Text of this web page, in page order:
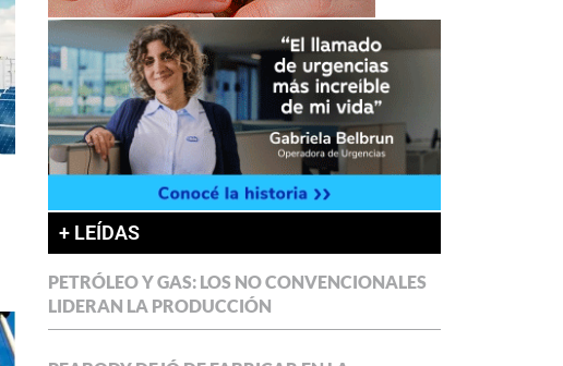
+ LEÍDAS
PETRÓLEO Y GAS: LOS NO CONVENCIONALES
LIDERAN LA PRODUCCIÓN